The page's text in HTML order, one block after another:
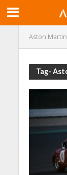
Aston Martin
Tag-